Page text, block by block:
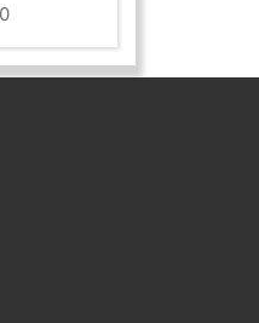
Price
range:
€4.40